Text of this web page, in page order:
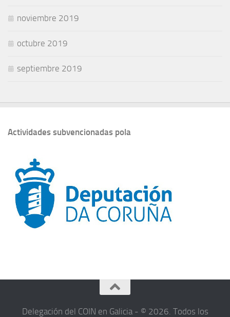
noviembre 2019
octubre 2019
septiembre 2019
Actividades subvencionadas pola
Delegación del COIN en Galicia - © 2026. Todos los